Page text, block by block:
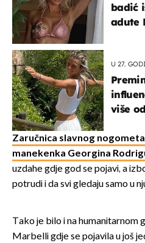
badić
adute
U 27.
više
Zaručnica slavnog
manekenka Georgina
uzdahe gdje god se pojavi, a
potrudi i da svi gledaju samo u
Tako je bilo i na humanitarnom
Marbelli gdje se pojavila u još